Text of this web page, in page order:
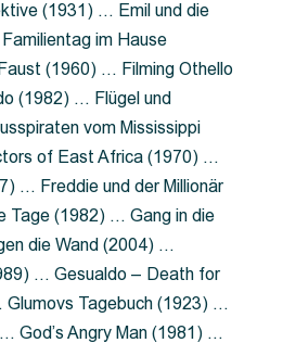
(1931) … Emil und die
im Hause
(1960) … Filming Othello
(1982) … Flügel und
vom Mississippi
of East Africa (1970) …
… Freddie und der Millionär
(1982) … Gang in die
die Wand (2004) …
… Gesualdo – Death for
Tagebuch (1923) …
God’s Angry Man (1981) …